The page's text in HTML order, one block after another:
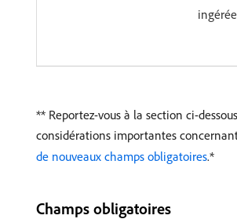
** Reportez-vous à la section ci-
considérations importantes
de nouveaux champs obligatoires.*
Champs obligatoires